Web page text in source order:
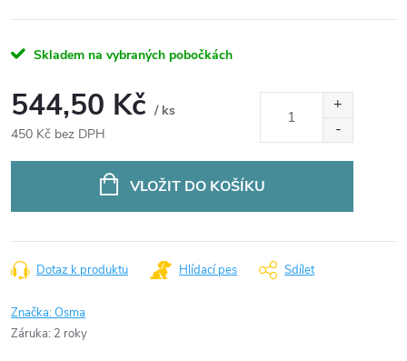
Skladem na vybraných pobočkách
544,50 Kč / ks
450 Kč bez DPH
VLOŽIT DO KOŠÍKU
Dotaz k produktu Hlídací pes Sdílet
Značka:Osma
Záruka: 2 roky